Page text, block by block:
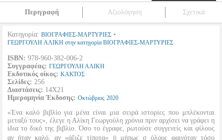
Περιγραφή Αξιολόγηση Σχετικά
Κατηγορία: ΒΙΟΓΡΑΦΙΕΣ-ΜΑΡΤΥΡΙΕΣ •
ΓΕΩΡΓΟΥΛΗ ΑΛΙΚΗ στην κατηγορία ΒΙΟΓΡΑΦΙΕΣ-ΜΑΡΤΥΡΙΕΣ
ISBN: 978-960-382-006-2
Συγγραφέας: ΓΕΩΡΓΟΥΛΗ ΑΛΙΚΗ
Εκδοτικός οίκος: ΚΑΚΤΟΣ
Σελίδες: 256
Διαστάσεις: 14Χ21
Ημερομηνία Έκδοσης: Οκτώβριος 2020
«Ένα καλό βιβλίο για μένα είναι μια σειρά ιστορίες που μπλέκονται
μεταξύ τους», έλεγε η Αλίκη Γεωργούλη χρόνια πριν αρχίσει να γράφει η
ίδια το δικό της βιβλίο. Όσο το έγραφε, ρωτούσε συγγενείς και φίλους
αν ήταν καλό, αν «άξιζε τίποτα» ή μήπως σ όλους φαινόταν τόσο